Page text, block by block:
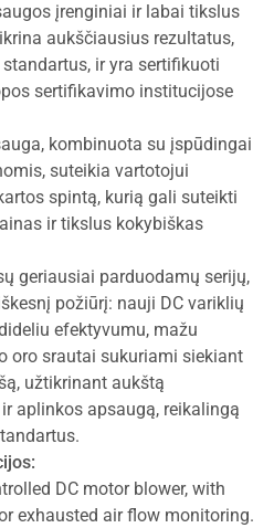
įrenginiai ir labai tikslus
aukščiausius rezultatus,
ir yra sertifikuoti
sertifikavimo institucijose
kombinuota su įspūdingai
suteikia vartotojui
spintą, kurią gali suteikti
ir tikslus kokybiškas
geriausiai parduodamų serijų,
požiūrį: nauji DC variklių
efektyvumu, mažu
oro srautai sukuriami siekiant
užtikrinant aukštą
aplinkos apsaugą, reikalingą
DC motor blower, with
exhausted air flow monitoring.